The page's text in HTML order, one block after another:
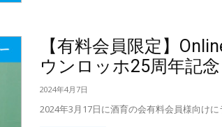
【有料会員限定】
ウンロッホ25周年記
2024年4月7日
2024年3月17日に酒育の会有料会員様向けに